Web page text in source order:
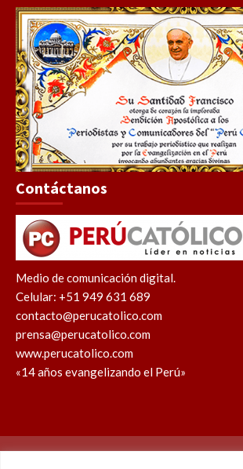
Contáctanos
Medio de comunicación digital.
Celular: +51 949 631 689
contacto@perucatolico.com
prensa@perucatolico.com
www.perucatolico.com
«14 años evangelizando el Perú»